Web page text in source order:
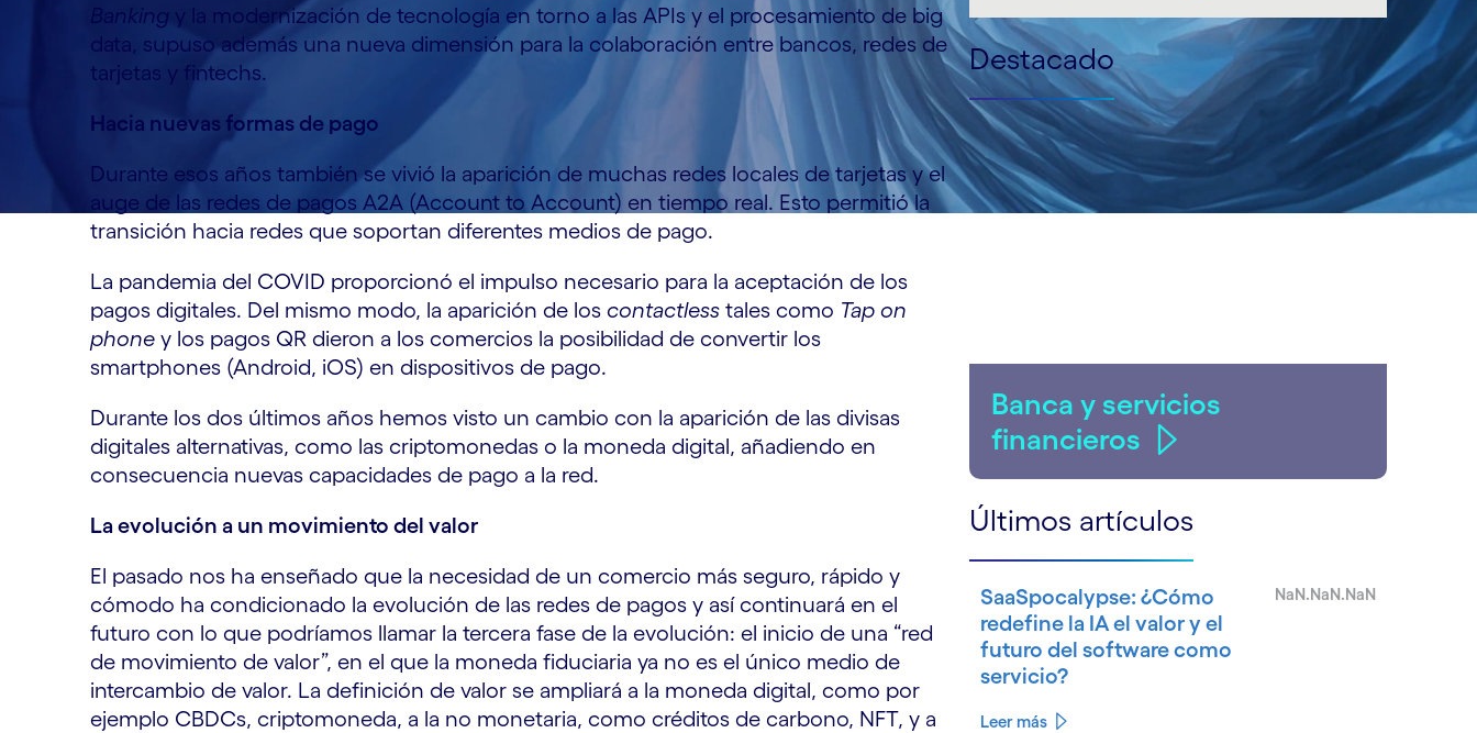
Banking y la modernización de tecnología en torno a las APIs y el procesamiento de big
data, supuso además una nueva dimensión para la colaboración entre bancos, redes de
tarjetas y fintechs.
Hacia nuevas formas de pago
Durante esos años también se vivió la aparición de muchas redes locales de tarjetas y el
auge de las redes de pagos A2A (Account to Account) en tiempo real. Esto permitió la
transición hacia redes que soportan diferentes medios de pago.
La pandemia del COVID proporcionó el impulso necesario para la aceptación de los
pagos digitales. Del mismo modo, la aparición de los contactless tales como Tap on
phone y los pagos QR dieron a los comercios la posibilidad de convertir los
smartphones (Android, iOS) en dispositivos de pago.
Durante los dos últimos años hemos visto un cambio con la aparición de las divisas
digitales alternativas, como las criptomonedas o la moneda digital, añadiendo en
consecuencia nuevas capacidades de pago a la red.
La evolución a un movimiento del valor
El pasado nos ha enseñado que la necesidad de un comercio más seguro, rápido y
cómodo ha condicionado la evolución de las redes de pagos y así continuará en el
futuro con lo que podríamos llamar la tercera fase de la evolución: el inicio de una “red
de movimiento de valor”, en el que la moneda fiduciaria ya no es el único medio de
intercambio de valor. La definición de valor se ampliará a la moneda digital, como por
ejemplo CBDCs, criptomoneda, a la no monetaria, como créditos de carbono, NFT, y a
Destacado
Banca y servicios
financieros
Últimos artículos
SaaSpocalypse: ¿Cómo
redefine la IA el valor y el
futuro del software como
servicio?
NaN.NaN.NaN
Leer más